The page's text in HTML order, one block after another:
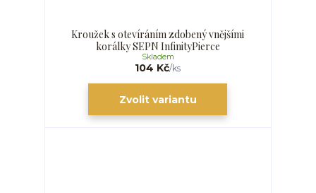
Kroužek s otevíráním zdobený vnějšími
korálky SEPN InfinityPierce
104 Kč/ks
Skladem
Zvolit variantu